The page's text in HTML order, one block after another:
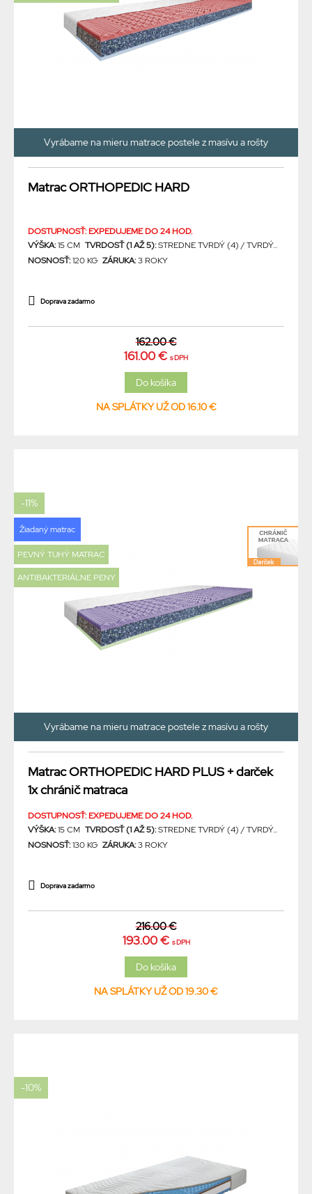
Vyrábame na mieru matrace postele z masívu a rošty
Matrac ORTHOPEDIC HARD
DOSTUPNOSŤ: EXPEDUJEME DO 24 HOD.
VÝŠKA:15 CM TVRDOSŤ (1 AŽ 5):STREDNE TVRDÝ (4) / TVRDÝ...
NOSNOSŤ:120 KG ZÁRUKA:3 ROKY
Doprava zadarmo
162.00 €
161.00 € s DPH
NA SPLÁTKY UŽ OD 16.10 €
-11%
Žiadaný matrac
PEVNÝ TUHÝ MATRAC
ANTIBAKTERIÁLNE PENY
Vyrábame na mieru matrace postele z masívu a rošty
Matrac ORTHOPEDIC HARD PLUS + darček
1x chránič matraca
DOSTUPNOSŤ: EXPEDUJEME DO 24 HOD.
VÝŠKA:15 CM TVRDOSŤ (1 AŽ 5):STREDNE TVRDÝ (4) / TVRDÝ...
NOSNOSŤ:130 KG ZÁRUKA:3 ROKY
Doprava zadarmo
216.00 €
193.00 € s DPH
NA SPLÁTKY UŽ OD 19.30 €
-10%